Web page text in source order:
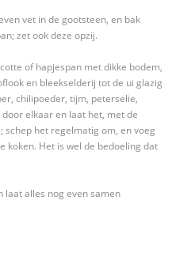
vet in de gootsteen, en bak
zet ook deze opzij.
of hapjespan met dikke bodem,
en bleekselderij tot de ui glazig
chilipoeder, tijm, peterselie,
elkaar en laat het, met de
het regelmatig om, en voeg
koken. Het is wel de bedoeling dat
laat alles nog even samen